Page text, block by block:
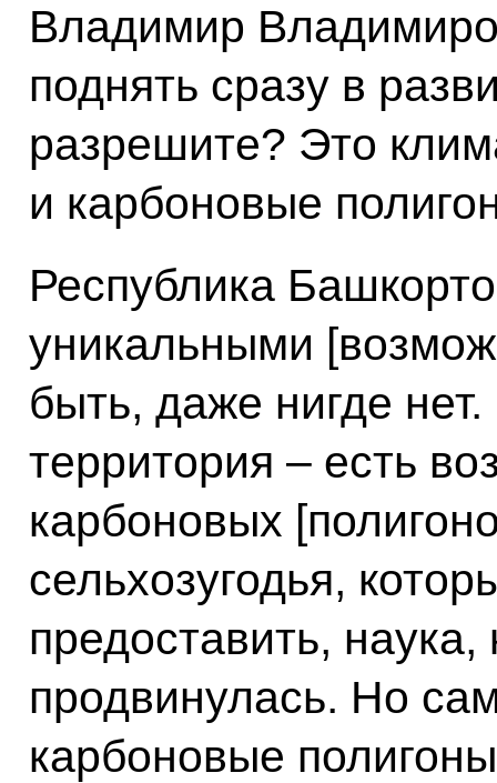
Владимир
поднять сразу в
разрешите? Это
и карбоновые
Республика
уникальными
быть, даже нигде
территория – есть
карбоновых
сельхозугодья,
предоставить, наука,
продвинулась. Но
карбоновые